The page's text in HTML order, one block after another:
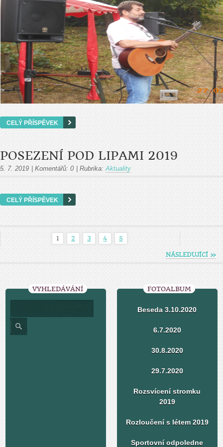
CELÝ PŘÍSPĚVEK
POSEZENÍ POD LIPAMI 2019
5. 7. 2019 Komentářů: 0 Rubrika: Aktuality
CELÝ PŘÍSPĚVEK
1 2 3 4 5
NÁSLEDUJÍCÍ »
VYHLEDÁVÁNÍ FOTOALBUM
Beseda 3.10.2020
6.7.2020
30.8.2020
29.7.2020
Rozsvícení stromku
2019
Rozloučení s létem 2019
Sportovní odpoledne